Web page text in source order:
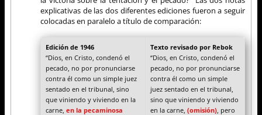
explicativas de las dos diferentes ediciones fueron a seguir
colocadas en paralelo a título de comparación:
Edición de 1946
“Dios, en Cristo, condenó el
pecado, no por pronunciarse
contra él como un simple juez
sentado en el tribunal, sino
que viniendo y viviendo en la
carne, en la pecaminosa
Texto revisado por Rebok
“Dios, en Cristo, condenó el
pecado, no por pronunciarse
contra él como un simple
juez sentado en el tribunal,
sino que viniendo y viviendo
en la carne, (omisión) , pero